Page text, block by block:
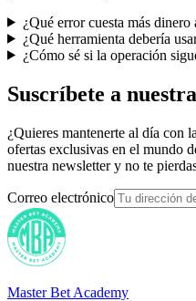
¿Qué error cuesta más
¿Qué herramienta debería
¿Cómo sé si la operación
Suscríbete a
¿Quieres mantenerte al día con
ofertas exclusivas en el mundo
nuestra newsletter y no te
Correo electrónico
Master Bet Academy